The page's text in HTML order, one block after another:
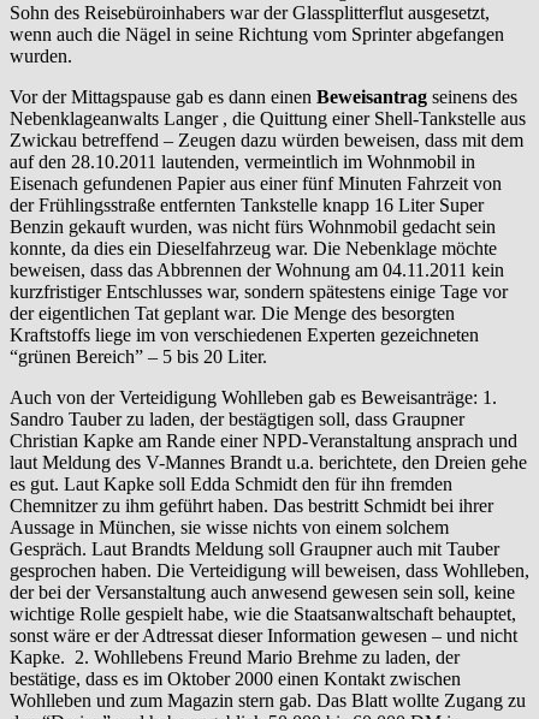
Sohn des Reisebüroinhabers war der Glassplitterflut ausgesetzt,
wenn auch die Nägel in seine Richtung vom Sprinter abgefangen
wurden.
Vor der Mittagspause gab es dann einen Beweisantrag seinens des
Nebenklageanwalts Langer , die Quittung einer Shell-Tankstelle aus
Zwickau betreffend – Zeugen dazu würden beweisen, dass mit dem
auf den 28.10.2011 lautenden, vermeintlich im Wohnmobil in
Eisenach gefundenen Papier aus einer fünf Minuten Fahrzeit von
der Frühlingsstraße entfernten Tankstelle knapp 16 Liter Super
Benzin gekauft wurden, was nicht fürs Wohnmobil gedacht sein
konnte, da dies ein Dieselfahrzeug war. Die Nebenklage möchte
beweisen, dass das Abbrennen der Wohnung am 04.11.2011 kein
kurzfristiger Entschlusses war, sondern spätestens einige Tage vor
der eigentlichen Tat geplant war. Die Menge des besorgten
Kraftstoffs liege im von verschiedenen Experten gezeichneten
“grünen Bereich” – 5 bis 20 Liter.
Auch von der Verteidigung Wohlleben gab es Beweisanträge: 1.
Sandro Tauber zu laden, der bestägtigen soll, dass Graupner
Christian Kapke am Rande einer NPD-Veranstaltung ansprach und
laut Meldung des V-Mannes Brandt u.a. berichtete, den Dreien gehe
es gut. Laut Kapke soll Edda Schmidt den für ihn fremden
Chemnitzer zu ihm geführt haben. Das bestritt Schmidt bei ihrer
Aussage in München, sie wisse nichts von einem solchem
Gespräch. Laut Brandts Meldung soll Graupner auch mit Tauber
gesprochen haben. Die Verteidigung will beweisen, dass Wohlleben,
der bei der Versanstaltung auch anwesend gewesen sein soll, keine
wichtige Rolle gespielt habe, wie die Staatsanwaltschaft behauptet,
sonst wäre er der Adtressat dieser Information gewesen – und nicht
Kapke. 2. Wohllebens Freund Mario Brehme zu laden, der
bestätige, dass es im Oktober 2000 einen Kontakt zwischen
Wohlleben und zum Magazin stern gab. Das Blatt wollte Zugang zu